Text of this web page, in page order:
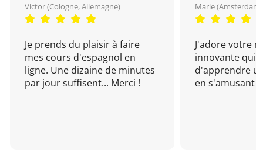
Victor (Cologne, Allemagne)
Je prends du plaisir à faire
mes cours d'espagnol en
ligne. Une dizaine de minutes
par jour suffisent... Merci !
Marie (Amsterdam,
J'adore votre
innovante qui
d'apprendre
en s'amusant !